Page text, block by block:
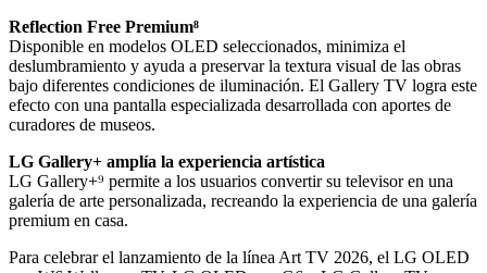
Reflection Free Premium⁸
Disponible en modelos OLED seleccionados, minimiza el
deslumbramiento y ayuda a preservar la textura visual de las obras
bajo diferentes condiciones de iluminación. El Gallery TV logra este
efecto con una pantalla especializada desarrollada con aportes de
curadores de museos.
LG Gallery+ amplía la experiencia artística
LG Gallery+⁹ permite a los usuarios convertir su televisor en una
galería de arte personalizada, recreando la experiencia de una galería
premium en casa.
Para celebrar el lanzamiento de la línea Art TV 2026, el LG OLED